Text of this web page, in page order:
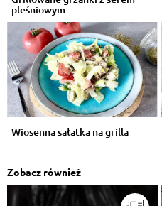
pleśniowym
Wiosenna sałatka na grilla
Zobacz również